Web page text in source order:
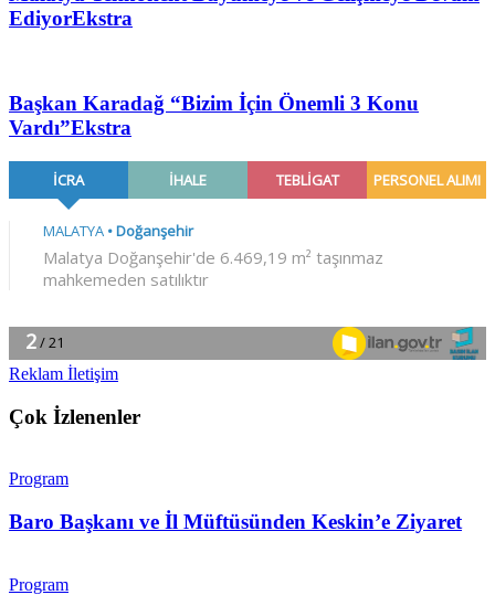
EdiyorEkstra
Başkan Karadağ “Bizim İçin Önemli 3 Konu
Vardı”Ekstra
Reklam İletişim
Çok İzlenenler
Program
Baro Başkanı ve İl Müftüsünden Keskin’e Ziyaret
Program